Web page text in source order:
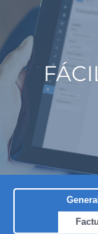
General